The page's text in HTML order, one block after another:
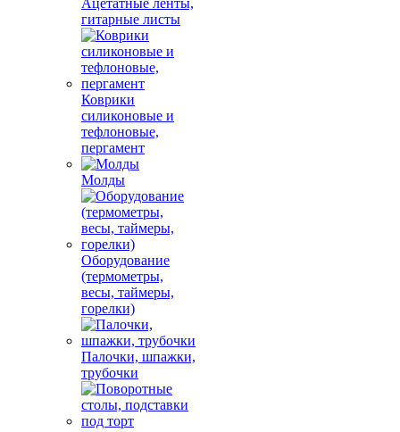
Ацетатные ленты,
гитарные листы
Коврики
силиконовые и
тефлоновые,
пергамент
Молды
Оборудование
(термометры,
весы, таймеры,
горелки)
Палочки, шпажки,
трубочки